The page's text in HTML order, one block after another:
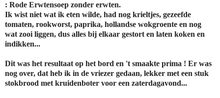
: Rode Erwtensoep zonder erwten.
Ik wist niet wat ik eten wilde, had nog krieltjes, gezeefde
tomaten, rookworst, paprika, hollandse wokgroente en nog
wat zooi liggen, dus alles bij elkaar gestort en laten koken en
indikken...
Dit was het resultaat op het bord en 't smaakte prima ! Er was
nog over, dat heb ik in de vriezer gedaan, lekker met een stuk
stokbrood met kruidenboter voor een zaterdagavond...